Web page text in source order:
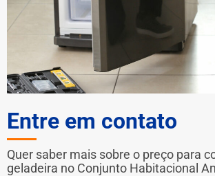
Entre em contato
Quer saber mais sobre o preço para
geladeira no Conjunto Habitacional